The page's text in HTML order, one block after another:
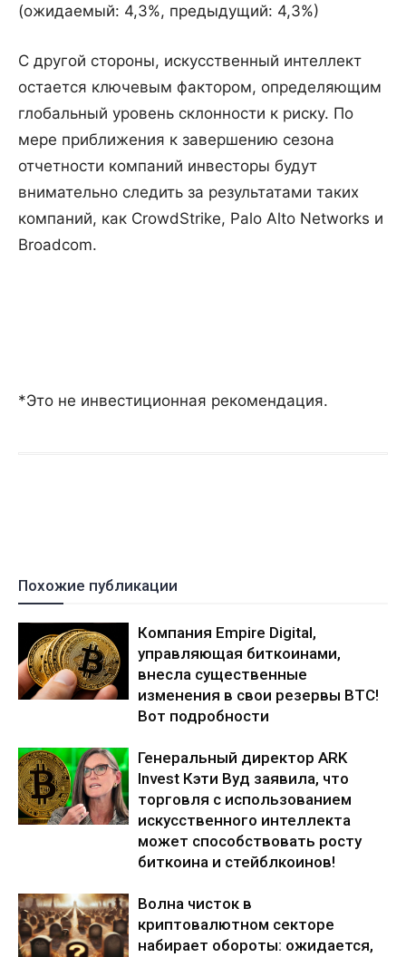
(ожидаемый: 4,3%, предыдущий: 4,3%)
С другой стороны, искусственный интеллект
остается ключевым фактором, определяющим
глобальный уровень склонности к риску. По
мере приближения к завершению сезона
отчетности компаний инвесторы будут
внимательно следить за результатами таких
компаний, как CrowdStrike, Palo Alto Networks и
Broadcom.
*Это не инвестиционная рекомендация.
Похожие публикации
Компания Empire Digital,
управляющая биткоинами,
внесла существенные
изменения в свои резервы BTC!
Вот подробности
Генеральный директор ARK
Invest Кэти Вуд заявила, что
торговля с использованием
искусственного интеллекта
может способствовать росту
биткоина и стейблкоинов!
Волна чисток в
криптовалютном секторе
набирает обороты: ожидается,